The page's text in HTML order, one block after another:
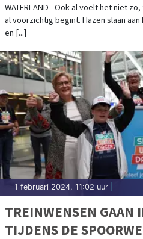
WATERLAND - Ook al voelt het niet
al voorzichtig begint. Hazen slaan
en [...]
1 februari 2024, 11:02 uur
TREINWENSEN GAAN
TIJDENS DE